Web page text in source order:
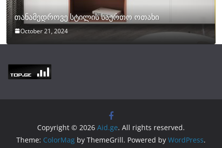
თანამედროვე სტილის საერთო ოთახი
October 21, 2024
Copyright © 2026 Aid.ge. All rights reserved.
Theme: ColorMag by ThemeGrill. Powered by WordPress.